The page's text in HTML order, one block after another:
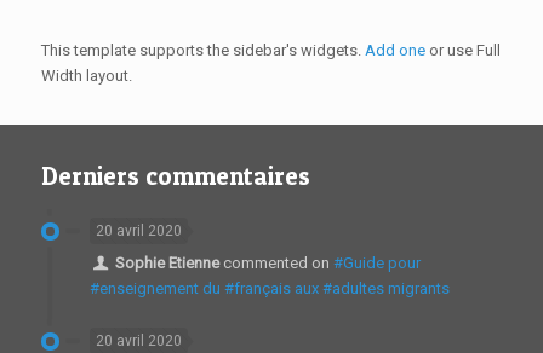
This template supports the sidebar's widgets. Add oneor use Full
Width layout.
Derniers commentaires
20 avril 2020
Sophie Etiennecommented on #Guide pour
#enseignement du #français aux #adultes migrants
20 avril 2020